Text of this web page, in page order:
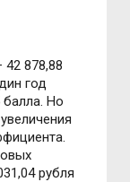
878,88
год
Но
рубля